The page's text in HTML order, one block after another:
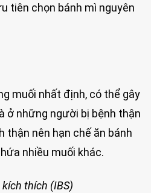
tiên chọn bánh mì nguyên
muối nhất định, có thể gây
ở những người bị bệnh thận
thận nên hạn chế ăn bánh
nhiều muối khác.
thích (IBS)